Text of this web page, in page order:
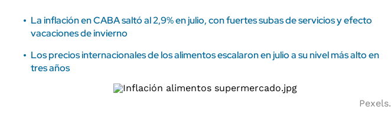
La inflación en CABA saltó al 2,9% en julio, con fuertes subas de servicios y efecto
vacaciones de invierno
Los precios internacionales de los alimentos escalaron en julio a su nivel más alto en
tres años
Pexels.